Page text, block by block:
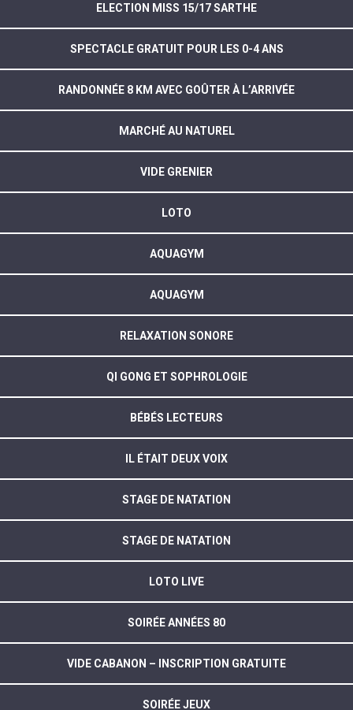
ELECTION MISS 15/17 SARTHE
SPECTACLE GRATUIT POUR LES 0-4 ANS
RANDONNÉE 8 KM AVEC GOÛTER À L’ARRIVÉE
MARCHÉ AU NATUREL
VIDE GRENIER
LOTO
AQUAGYM
AQUAGYM
RELAXATION SONORE
QI GONG ET SOPHROLOGIE
BÉBÉS LECTEURS
IL ÉTAIT DEUX VOIX
STAGE DE NATATION
STAGE DE NATATION
LOTO LIVE
SOIRÉE ANNÉES 80
VIDE CABANON – INSCRIPTION GRATUITE
SOIRÉE JEUX